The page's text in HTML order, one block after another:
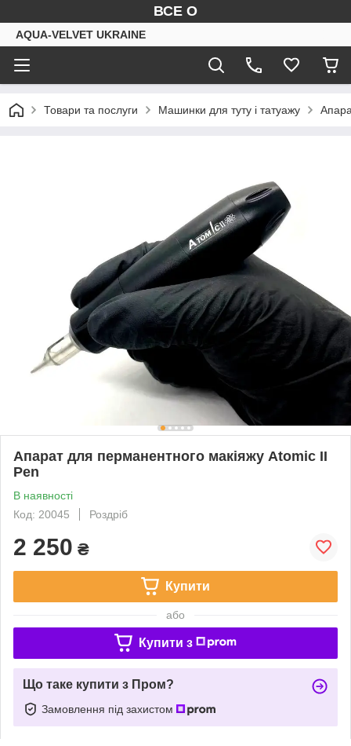
ВСЕ О
AQUA-VELVET UKRAINE
Товари та послуги Машинки для туту і татуажу
Апарат для перманентного макіяжу Atomic II
Pen
В наявності
Код: 20045
Роздріб
2 250 ₴
Купити
або
Купити з
Що таке купити з Пром?
Замовлення під захистом